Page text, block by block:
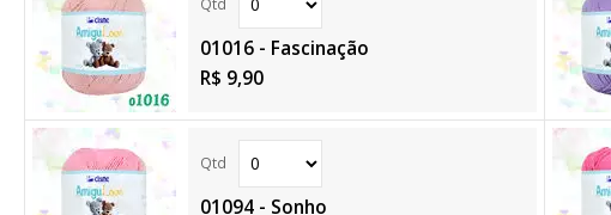
01016 - Fascinação
R$ 9,90
01094 - Sonho